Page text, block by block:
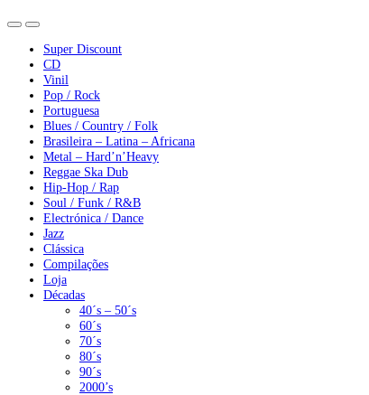
Super Discount
CD
Vinil
Pop / Rock
Portuguesa
Blues / Country / Folk
Brasileira – Latina – Africana
Metal – Hard’n’Heavy
Reggae Ska Dub
Hip-Hop / Rap
Soul / Funk / R&B
Electrónica / Dance
Jazz
Clássica
Compilações
Loja
Décadas
40´s – 50´s
60´s
70´s
80´s
90´s
2000’s